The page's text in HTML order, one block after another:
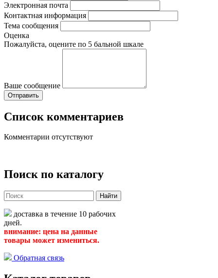
Электронная почта
Контактная информация
Тема сообщения
Оценка
Пожалуйста, оцените по 5 бальной шкале
Ваше сообщение
Список комментариев
Комментарии отсутствуют
Поиск по каталогу
Найти
доставка в течение 10 рабочих
дней.
внимание: цена на данные
товары может измениться.
Обратная связь